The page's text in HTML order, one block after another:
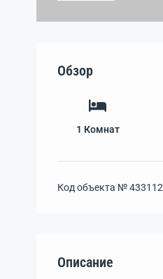
Обзор
1 Комнат
Код объекта №433112
Описание